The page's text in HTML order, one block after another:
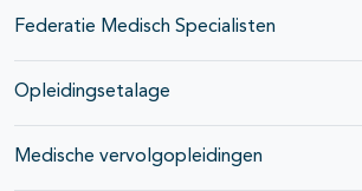
Federatie Medisch Specialisten
Opleidingsetalage
Medische vervolgopleidingen